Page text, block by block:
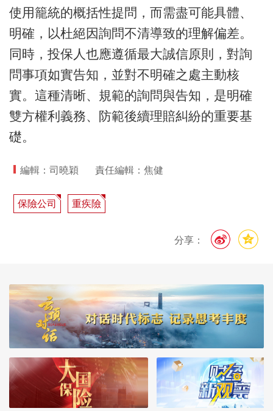
使用籠統的概括性提問，而需盡可能具體、
明確，以杜絕因詢問不清導致的理解偏差。
同時，投保人也應遵循最大誠信原則，對詢
問事項如實告知，並對不明確之處主動核
實。這種清晰、規範的詢問與告知，是明確
雙方權利義務、防範後續理賠糾紛的重要基
礎。
編輯：司曉穎 責任編輯：焦健
保險公司 重疾險
分享：